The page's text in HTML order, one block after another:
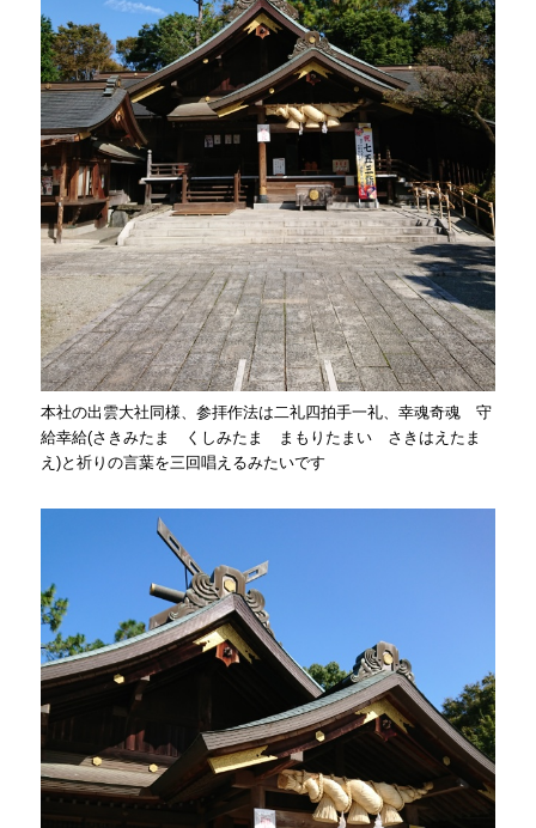
本社の出雲大社同様、参拝作法は二礼四拍手一礼、幸魂奇魂 守
給幸給(さきみたま くしみたま まもりたまい さきはえたま
え)と祈りの言葉を三回唱えるみたいです